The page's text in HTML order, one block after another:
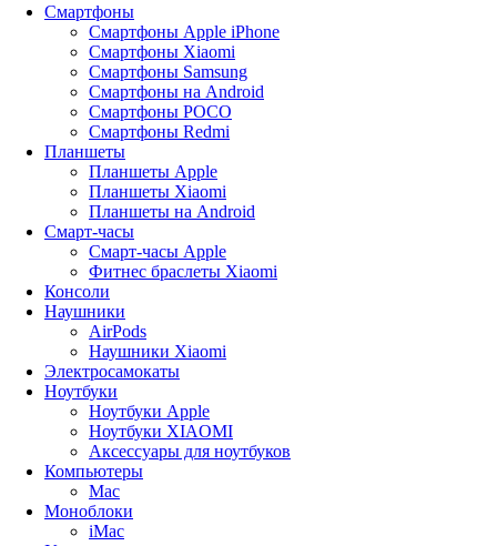
Смартфоны
Смартфоны Apple iPhone
Смартфоны Хiaomi
Смартфоны Samsung
Смартфоны на Android
Смартфоны POCO
Смартфоны Redmi
Планшеты
Планшеты Apple
Планшеты Xiaomi
Планшеты на Android
Смарт-часы
Смарт-часы Apple
Фитнес браслеты Xiaomi
Консоли
Наушники
AirPods
Наушники Xiaomi
Электросамокаты
Ноутбуки
Ноутбуки Apple
Ноутбуки XIAOMI
Аксессуары для ноутбуков
Компьютеры
Mac
Моноблоки
iMac